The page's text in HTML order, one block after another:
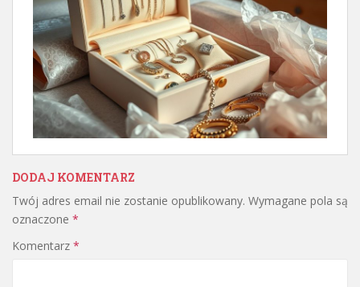
DODAJ KOMENTARZ
Twój adres email nie zostanie opublikowany. Wymagane pola są
oznaczone *
Komentarz *